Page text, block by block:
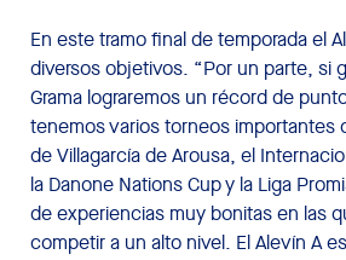
En este tramo final de temporada el
diversos objetivos. “Por un parte, si
Grama lograremos un récord de
tenemos varios torneos importantes
de Villagarcía de Arousa, el
la Danone Nations Cup y la Liga
de experiencias muy bonitas en las
competir a un alto nivel. El Alevín A